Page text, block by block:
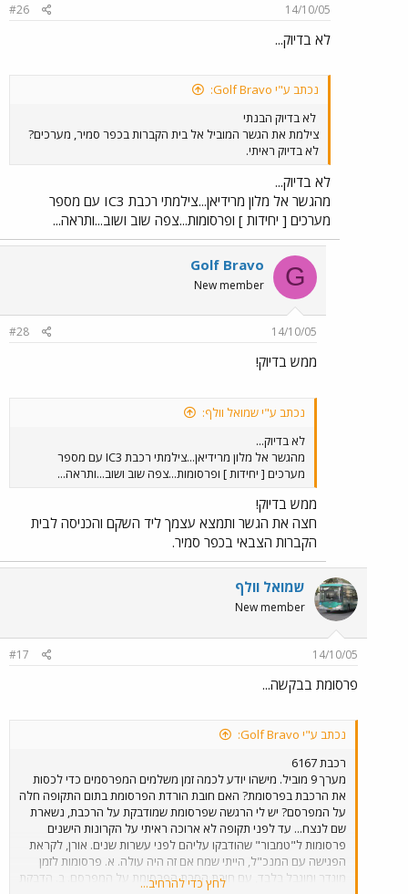
14/10/05
#26
לא בדיוק...
נכתב ע"י Golf Bravo:
לא בדיוק הבנתי
צילמת את הגשר המוביל אל בית הקברות בכפר סמיר, מערכים?
לא בדיוק ראיתי.
לא בדיוק...
מהגשר אל מלון מרידיאן...צילמתי רכבת IC3 עם מספר
מערכים [ יחידות ] ופרסומות...צפה שוב ושוב...ותראה...
G
Golf Bravo
New member
14/10/05
#28
ממש בדיוק!
נכתב ע"י שמואל וולף:
לא בדיוק...
מהגשר אל מלון מרידיאן...צילמתי רכבת IC3 עם מספר
מערכים [ יחידות ] ופרסומות...צפה שוב ושוב...ותראה...
ממש בדיוק!
חצה את הגשר ותמצא עצמך ליד השקם והכניסה לבית
הקברות הצבאי בכפר סמיר.
שמואל וולף
New member
14/10/05
#17
פרסומת בבקשה...
נכתב ע"י Golf Bravo:
רכבת 6167
מערך 9 מוביל. מישהו יודע לכמה זמן משלמים המפרסמים כדי לכסות
את הרכבת בפרסומת? האם חובת הורדת הפרסומת בתום התקופה חלה
על המפרסם? יש לי הרגשה שפרסומת שמודבקת על הרכבת, נשארת
שם לנצח... עד לפני תקופה לא ארוכה ראיתי על הקרונות הישנים
פרסומות ל"טמבור" שהודבקו עליהם לפני עשרות שנים. אורן, לקראת
הפגישה עם המנכ"ל, הייתי שמח אם זה היה עולה. א. פרסומות לזמן
מוגדר ומוגבל בלבד, עם חובת הסרת הפרסומת על המפרסם. ב. הדבקת
לחץ כדי להרחיב...